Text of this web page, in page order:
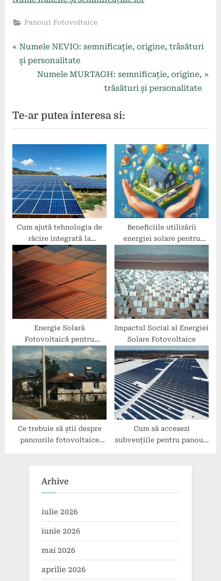
Panouri Fotovoltaice
Navigare
în
P
r
o
u
s
o
s
t
:
Numele NEVIO: semnificație, origine, trăsături
și personalitate
N
t
P
o
t
:
Numele MURTAGH: semnificație, origine,
trăsături și personalitate
Te-ar putea interesa si:
Cum ajută tehnologia de
răcire integrată la
creșterea eficienței
panourilor fotovoltaice?
Beneficiile utilizării
energiei solare pentru
Energie Solară
Fotovoltaică pentru
Dezvoltare Durabilă
Impactul Social al Energiei
Solare Fotovoltaice
Ce trebuie să știi despre
panourile fotovoltaice
Cum să accesezi
subvențiile pentru panouri
Arhive
iulie 2026
iunie 2026
mai 2026
aprilie 2026